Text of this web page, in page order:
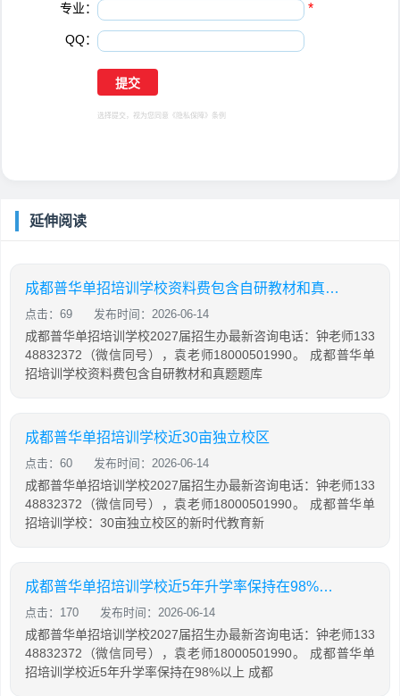
专业： *
QQ：
选择提交，视为您同意 《隐私保障》 条例
延伸阅读
成都普华单招培训学校资料费包含自研教材和真题题库吗
点击：69 发布时间：2026-06-14
成都普华单招培训学校2027届招生办最新咨询电话：钟老师133
48832372（微信同号），袁老师18000501990。 成都普华单
招培训学校资料费包含自研教材和真题题库
成都普华单招培训学校近30亩独立校区
点击：60 发布时间：2026-06-14
成都普华单招培训学校2027届招生办最新咨询电话：钟老师133
48832372（微信同号），袁老师18000501990。 成都普华单
招培训学校：30亩独立校区的新时代教育新
成都普华单招培训学校近5年升学率保持在98%以上
点击：170 发布时间：2026-06-14
成都普华单招培训学校2027届招生办最新咨询电话：钟老师133
48832372（微信同号），袁老师18000501990。 成都普华单
招培训学校近5年升学率保持在98%以上 成都